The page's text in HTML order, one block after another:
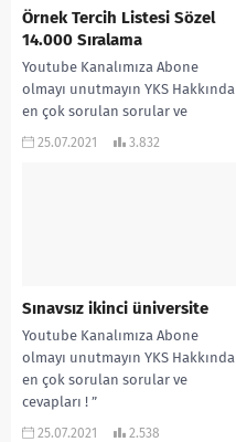
Örnek Tercih Listesi Sözel
14.000 Sıralama
Youtube Kanalımıza Abone
olmayı unutmayın YKS Hakkında
en çok sorulan sorular ve
cevapları ! ”
25.07.2021 3.832
Sınavsız ikinci üniversite
Youtube Kanalımıza Abone
olmayı unutmayın YKS Hakkında
en çok sorulan sorular ve
cevapları ! ”
www.rehberlikservisi.net ”
25.07.2021 2.538